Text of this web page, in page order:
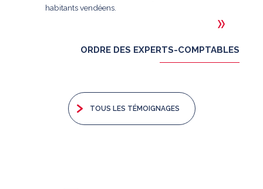
habitants vendéens.
ORDRE DES EXPERTS-COMPTABLES
TOUS LES TÉMOIGNAGES